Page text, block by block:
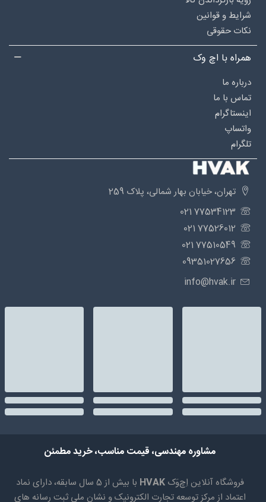
شرایط و قوانین
نکات حقوقی
همراه با اچ وک
درباره‌ ما
تماس با ما
اینستاگرام
واتساپ
تلگرام
تهران، خیابان بهار شمالی، پلاک 259
77534123 021
77526012 021
77510549 021
09351027656
info@hvak.ir
مشاوره مهندسی، قیمت مناسب، خرید مطمئن
فروشگاه آنلاین اِچ‌وَک HVAK
با بیش از 5 سال سابقه، دارای نماد
اعتماد از مرکز توسعه تجارت الکترونیک و نشان ملی ثبت رسانه های